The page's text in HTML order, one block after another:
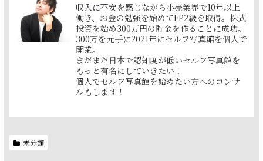
収入に不安を感じながら小売業界で10年以上
働き、お金の勉強を始めてFP2級を取得。株式
投資を始め300万円の貯金を作ることに成功。
300万を元手に2021年にセルフ写真館を個人で
開業。
まだまだ日本で認知度が低いセルフ写真館を
もっと有名にしていきたい！
個人でセルフ写真館を始めたい方へのコンサ
ルもします！
未分類